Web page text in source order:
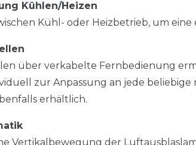
Kühlen/Heizen
Kühl- oder Heizbetrieb, um
über verkabelte Fernbedienung
zur Anpassung an jede
erhältlich.
Vertikalbewegung der